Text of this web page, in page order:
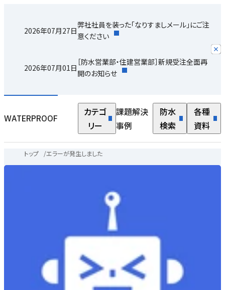
2026年07月27日
弊社社員を装った「なりすましメール」にご注
意ください
2026年07月01日
［防水営業部・住建営業部］新規受注全面再
開のお知らせ
WATERPROOF
カテゴ
リー
課題解決
事例
防水
検索
各種
資料
トップ /エラーが発生しました